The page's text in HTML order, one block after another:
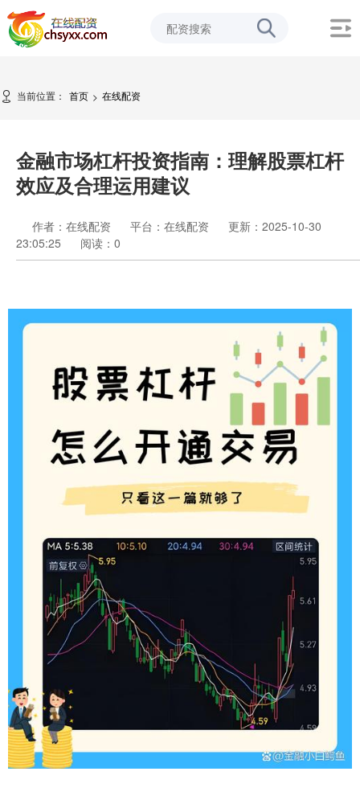
当前位置： 首页 > 在线配资
金融市场杠杆投资指南：理解股票杠杆
效应及合理运用建议
作者：在线配资 平台：在线配资
更新：2025-10-30
23:05:25
阅读： 0